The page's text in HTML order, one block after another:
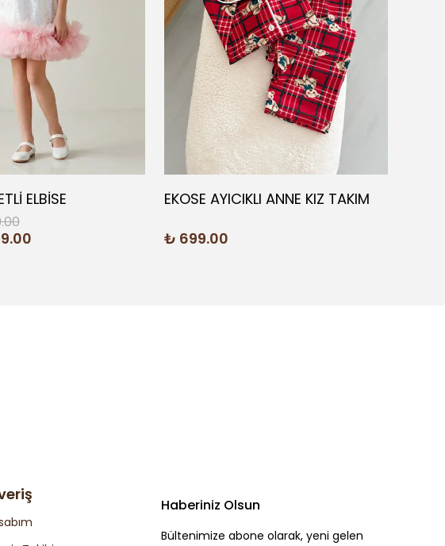
ELBİSE
EKOSE AYICIKLI ANNE KIZ TAKIM
₺ 699.00
Haberiniz Olsun
Bültenimize abone olarak, yeni gelen